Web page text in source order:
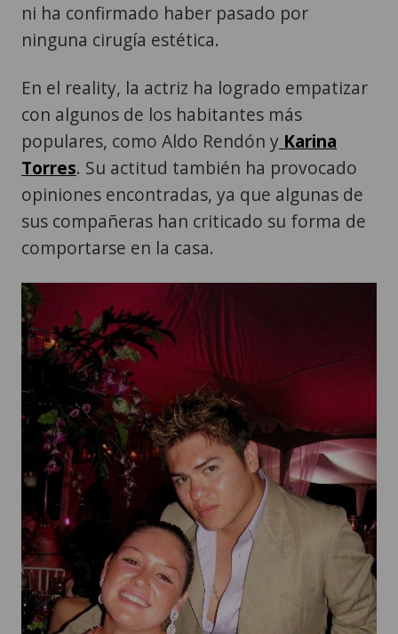
ni ha confirmado haber pasado por
ninguna cirugía estética.
En el reality, la actriz ha logrado empatizar
con algunos de los habitantes más
populares, como Aldo Rendón y Karina
Torres. Su actitud también ha provocado
opiniones encontradas, ya que algunas de
sus compañeras han criticado su forma de
comportarse en la casa.